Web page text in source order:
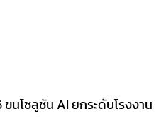
นโซลูชัน AI ยกระดับโรงงาน